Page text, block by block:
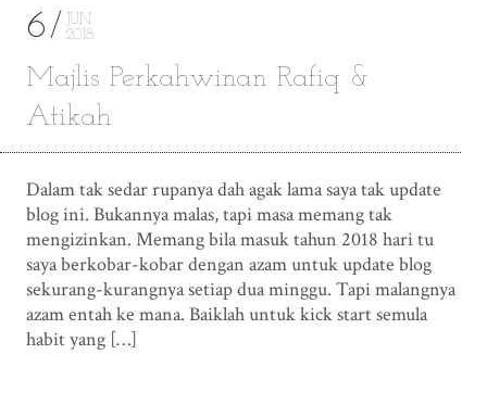
6
JUN
2018
Majlis Perkahwinan Rafiq &
Atikah
Dalam tak sedar rupanya dah agak lama saya tak update
blog ini. Bukannya malas, tapi masa memang tak
mengizinkan. Memang bila masuk tahun 2018 hari tu
saya berkobar-kobar dengan azam untuk update blog
sekurang-kurangnya setiap dua minggu. Tapi malangnya
azam entah ke mana. Baiklah untuk kick start semula
habit yang […]